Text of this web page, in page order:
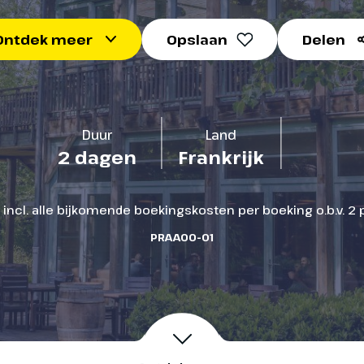
meer Opslaan Delen
Duur
2 dagen
Land
Frankrijk
incl. alle bijkomende boekingskosten per boeking o.b.v. 2
PRAA00-01
Parc Astérix
avonturen met Asterix en zijn vrienden
van
Het Romeinse rijk
Bewonder de majesteit van het